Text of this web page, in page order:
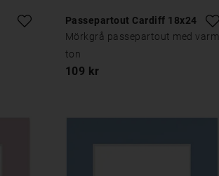
Passepartout Cardiff 18x24
Mörkgrå passepartout med varm
ton
109 kr